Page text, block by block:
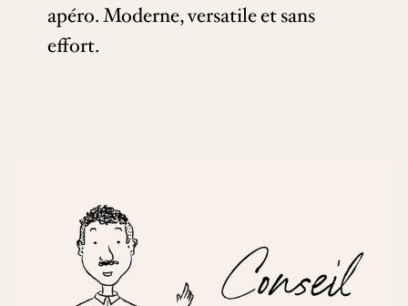
apéro. Moderne, versatile et sans
effort.